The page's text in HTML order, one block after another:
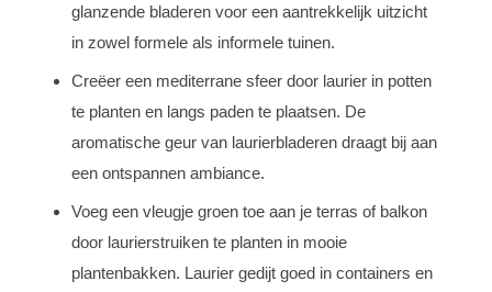
glanzende bladeren voor een aantrekkelijk uitzicht
in zowel formele als informele tuinen.
Creëer een mediterrane sfeer door laurier in potten
te planten en langs paden te plaatsen. De
aromatische geur van laurierbladeren draagt bij aan
een ontspannen ambiance.
Voeg een vleugje groen toe aan je terras of balkon
door laurierstruiken te planten in mooie
plantenbakken. Laurier gedijt goed in containers en